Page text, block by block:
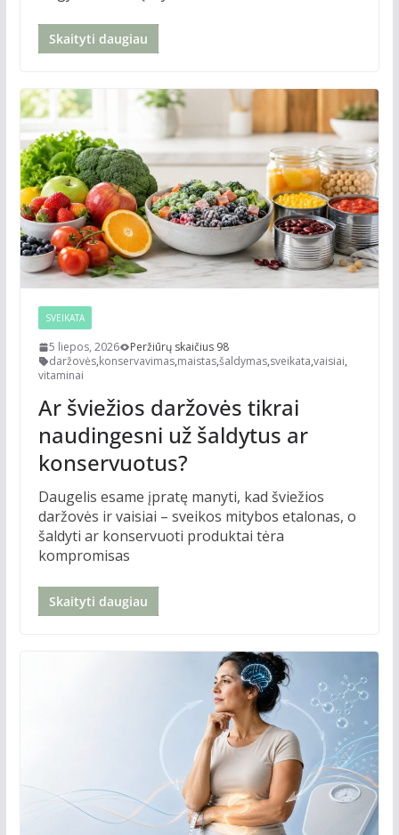
Skaityti daugiau
SVEIKATA
5 liepos, 2026
Peržiūrų skaičius 98
daržovės,konservavimas,maistas,šaldymas,sveikata,vaisiai,
vitaminai
Ar šviežios daržovės tikrai
naudingesni už šaldytus ar
konservuotus?
Daugelis esame įpratę manyti, kad šviežios
daržovės ir vaisiai – sveikos mitybos etalonas, o
šaldyti ar konservuoti produktai tėra
kompromisas
Skaityti daugiau